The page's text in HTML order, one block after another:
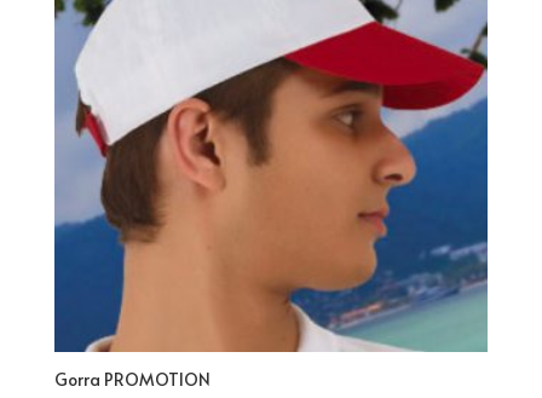
Gorra PROMOTION